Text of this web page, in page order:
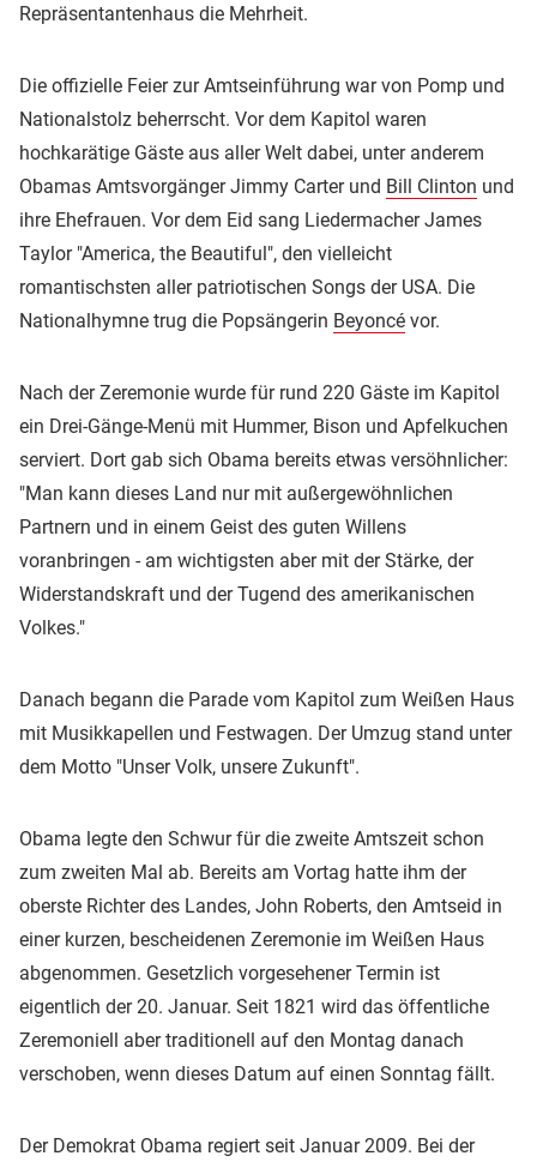
Repräsentantenhaus die Mehrheit.
Die offizielle Feier zur Amtseinführung war von Pomp und
Nationalstolz beherrscht. Vor dem Kapitol waren
hochkarätige Gäste aus aller Welt dabei, unter anderem
Obamas Amtsvorgänger Jimmy Carter und Bill Clinton und
ihre Ehefrauen. Vor dem Eid sang Liedermacher James
Taylor "America, the Beautiful", den vielleicht
romantischsten aller patriotischen Songs der USA. Die
Nationalhymne trug die Popsängerin Beyoncé vor.
Nach der Zeremonie wurde für rund 220 Gäste im Kapitol
ein Drei-Gänge-Menü mit Hummer, Bison und Apfelkuchen
serviert. Dort gab sich Obama bereits etwas versöhnlicher:
"Man kann dieses Land nur mit außergewöhnlichen
Partnern und in einem Geist des guten Willens
voranbringen - am wichtigsten aber mit der Stärke, der
Widerstandskraft und der Tugend des amerikanischen
Volkes."
Danach begann die Parade vom Kapitol zum Weißen Haus
mit Musikkapellen und Festwagen. Der Umzug stand unter
dem Motto "Unser Volk, unsere Zukunft".
Obama legte den Schwur für die zweite Amtszeit schon
zum zweiten Mal ab. Bereits am Vortag hatte ihm der
oberste Richter des Landes, John Roberts, den Amtseid in
einer kurzen, bescheidenen Zeremonie im Weißen Haus
abgenommen. Gesetzlich vorgesehener Termin ist
eigentlich der 20. Januar. Seit 1821 wird das öffentliche
Zeremoniell aber traditionell auf den Montag danach
verschoben, wenn dieses Datum auf einen Sonntag fällt.
Der Demokrat Obama regiert seit Januar 2009. Bei der